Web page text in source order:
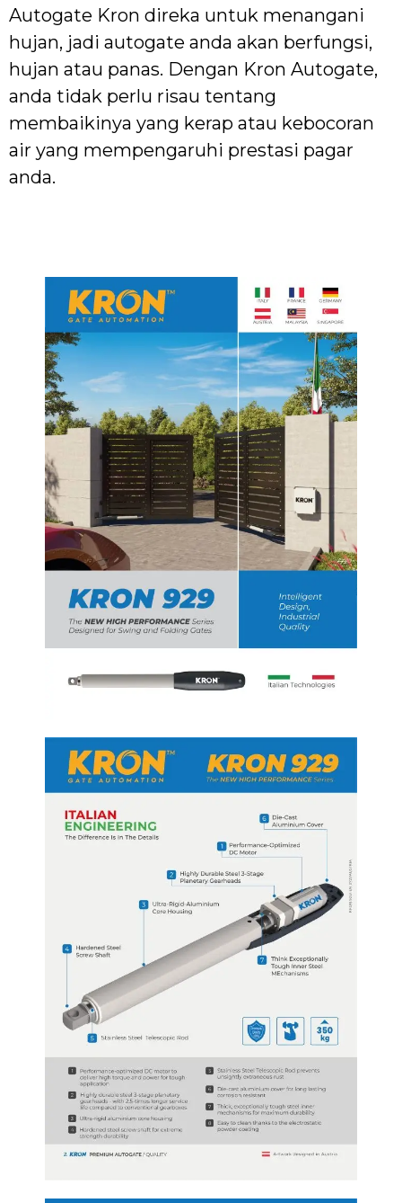
Autogate Kron direka untuk menangani
hujan, jadi autogate anda akan berfungsi,
hujan atau panas. Dengan Kron Autogate,
anda tidak perlu risau tentang
membaikinya yang kerap atau kebocoran
air yang mempengaruhi prestasi pagar
anda.